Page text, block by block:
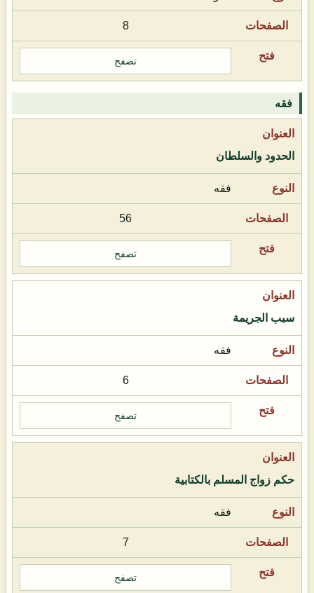
8
تصفح
فقه
الحدود والسلطان
فقه
56
تصفح
سبب الجريمة
فقه
6
تصفح
حكم زواج المسلم بالكتابية
فقه
7
تصفح